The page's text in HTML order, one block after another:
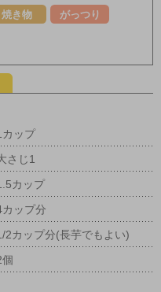
焼き物 がっつり
カップ
さじ1
カップ
カップ分
2カップ分(長芋でもよい)
個